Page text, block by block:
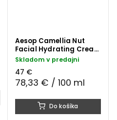
Aesop Camellia Nut
Facial Hydrating Cream
pleťový krém 60 ml
Skladom v predajni
47 €
78,33 € / 100 ml
Do košíka